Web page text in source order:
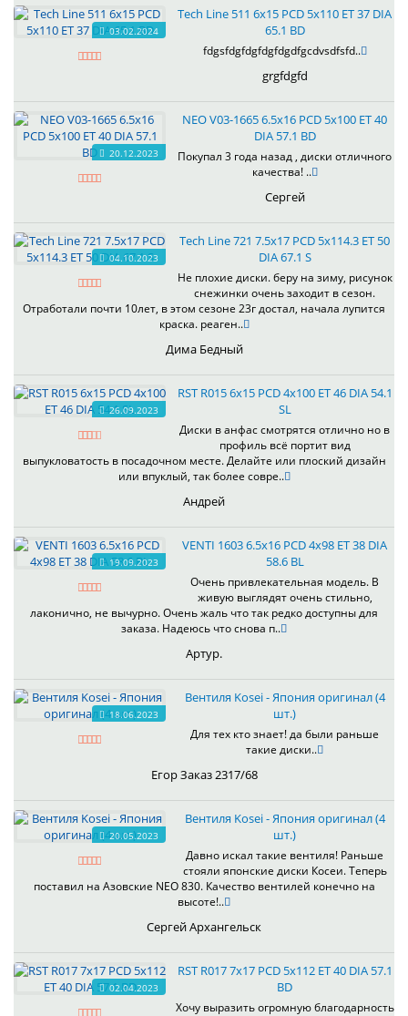
03.02.2024
Tech Line 511 6x15 PCD 5x110 ET 37 DIA
65.1 BD
fdgsfdgfdgfdgfdgdfgcdvsdfsfd..
grgfdgfd
20.12.2023
NEO V03-1665 6.5x16 PCD 5x100 ET 40
DIA 57.1 BD
Покупал 3 года назад , диски отличного
качества! ..
Сергей
04.10.2023
Tech Line 721 7.5x17 PCD 5x114.3 ET 50
DIA 67.1 S
Не плохие диски. беру на зиму, рисунок
снежинки очень заходит в сезон.
Отработали почти 10лет, в этом сезоне 23г достал, начала лупится
краска. реаген..
Дима Бедный
26.09.2023
RST R015 6x15 PCD 4x100 ET 46 DIA 54.1
SL
Диски в анфас смотрятся отлично но в
профиль всё портит вид
выпукловатость в посадочном месте. Делайте или плоский дизайн
или впуклый, так более совре..
Андрей
19.09.2023
VENTI 1603 6.5x16 PCD 4x98 ET 38 DIA
58.6 BL
Очень привлекательная модель. В
живую выглядят очень стильно,
лаконично, не вычурно. Очень жаль что так редко доступны для
заказа. Надеюсь что снова п..
Артур.
18.06.2023
Вентиля Kosei - Япония оригинал (4
шт.)
Для тех кто знает! да были раньше
такие диски..
Егор Заказ 2317/68
20.05.2023
Вентиля Kosei - Япония оригинал (4
шт.)
Давно искал такие вентиля! Раньше
стояли японские диски Косеи. Теперь
поставил на Азовские NEO 830. Качество вентилей конечно на
высоте!..
Сергей Архангельск
02.04.2023
RST R017 7x17 PCD 5x112 ET 40 DIA 57.1
BD
Хочу выразить огромную благодарность